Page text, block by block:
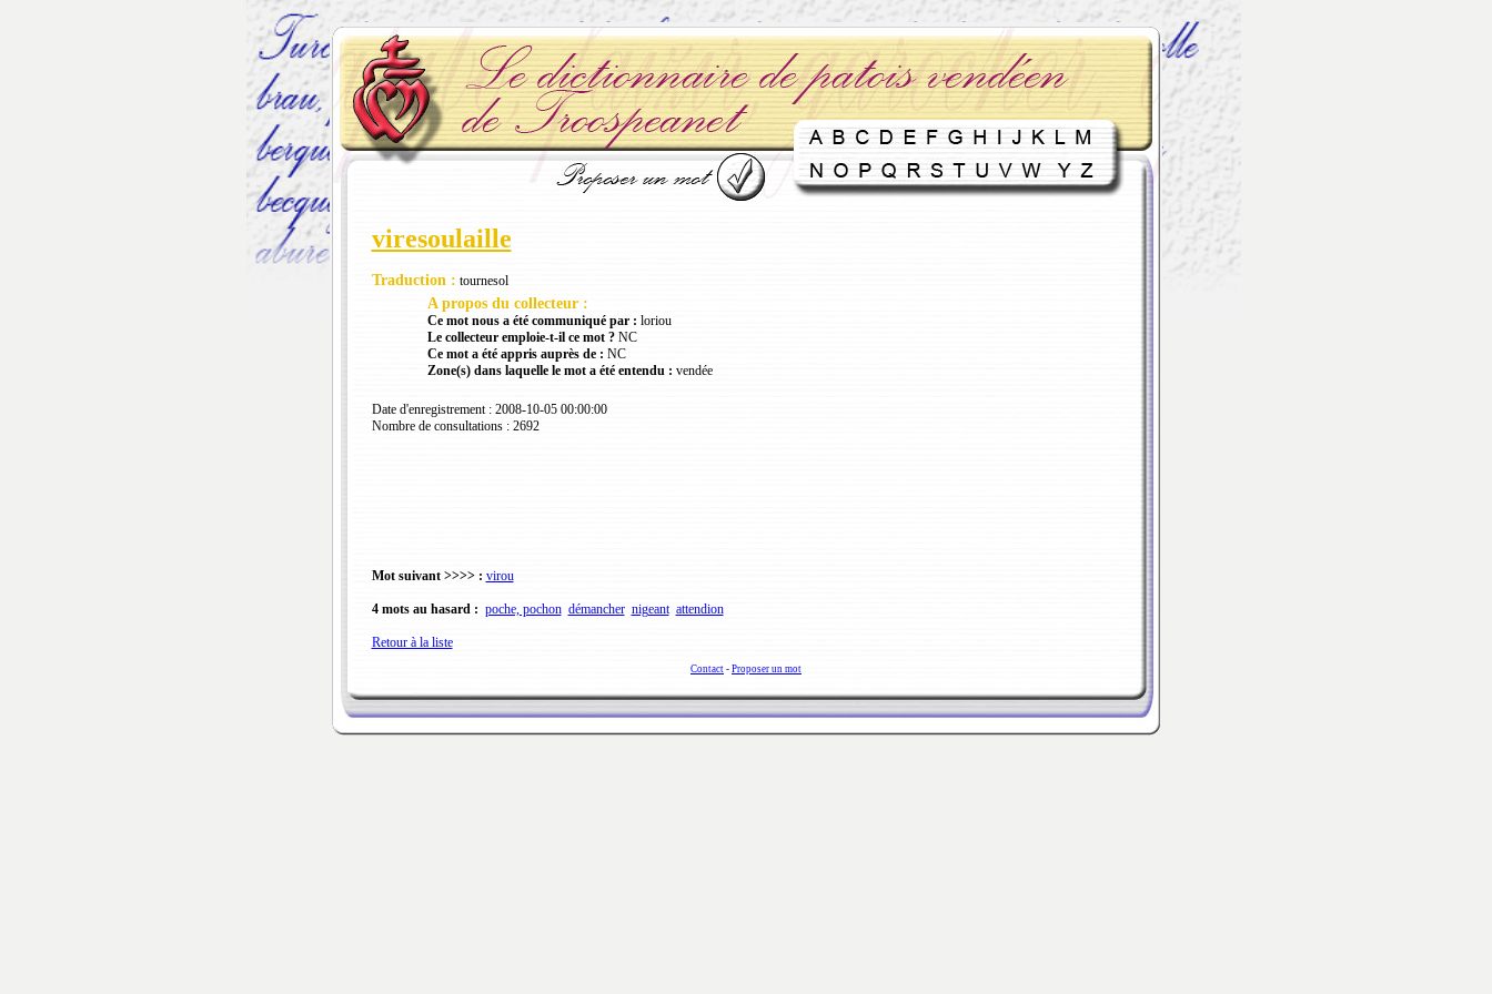
viresoulaille
Traduction : tournesol
A propos du collecteur :
Ce mot nous a été communiqué par : loriou
Le collecteur emploie-t-il ce mot ?NC
Ce mot a été appris auprès de : NC
Zone(s) dans laquelle le mot a été entendu : vendée
Date d'enregistrement : 2008-10-05 00:00:00
Nombre de consultations : 2692
Mot suivant >>>> : virou
4 mots au hasard : poche, pochon démancher nigeant attendion
Retour à la liste
Contact - Proposer un mot